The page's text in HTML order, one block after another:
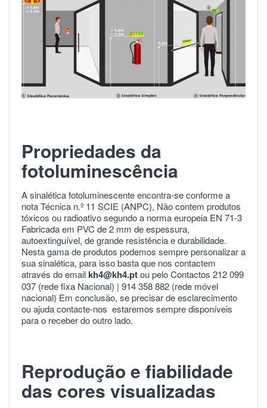
Propriedades da
fotoluminescência
A sinalética fotoluminescente encontra-se conforme a
nota Técnica n.º 11 SCIE (ANPC), Não contem produtos
tóxicos ou radioativo segundo a norma europeia EN 71-3
Fabricada em PVC de 2 mm de espessura,
autoextinguível, de grande resistência e durabilidade.
Nesta gama de produtos podemos sempre personalizar a
sua sinalética, para isso basta que nos contactem
através do emailkh4@kh4.ptou pelo Contactos 212 099
037 (rede fixa Nacional) | 914 358 882 (rede móvel
nacional) Em conclusão, se precisar de esclarecimento
ou ajudacontacte-nos estaremos sempre disponíveis
para o receber do outro lado.
Reprodução e fiabilidade
das cores visualizadas